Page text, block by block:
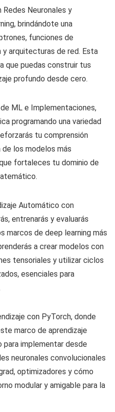
Redes Neuronales y
brindándote una
funciones de
arquitecturas de red. Esta
que puedas construir tus
profundo desde cero.
ML e Implementaciones,
programando una variedad
tu comprensión
los modelos más
fortaleces tu dominio de
Automático con
entrenarás y evaluarás
marcos de deep learning más
a crear modelos con
tensoriales y utilizar ciclos
esenciales para
con PyTorch, donde
marco de aprendizaje
implementar desde
neuronales convolucionales
optimizadores y cómo
modular y amigable para la